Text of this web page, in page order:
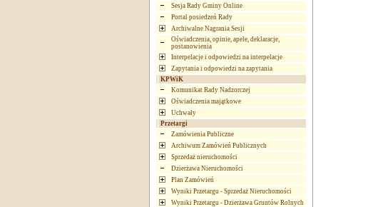
Sesja Rady Gminy Online
Portal posiedzeń Rady
Archiwalne Nagrania Sesji
Oświadczenia, opinie, apele, deklaracje,
postanowienia
Interpelacje i odpowiedzi na interpelacje
Zapytania i odpowiedzi na zapytania
KPWiK
Komunikat Rady Nadzorczej
Oświadczenia majątkowe
Uchwały
Przetargi
Zamówienia Publiczne
Archiwum Zamówień Publicznych
Sprzedaż nieruchomości
Dzierżawa Nieruchomości
Plan Zamówień
Wyniki Przetargu - Sprzedaż Nieruchomości
Wyniki Przetargu - Dzierżawa Gruntów Rolnych